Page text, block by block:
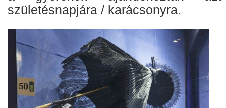
születésnapjára / karácsonyra.